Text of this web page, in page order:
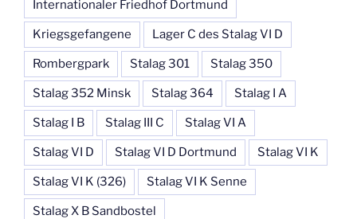
Internationaler Friedhof Dortmund
Kriegsgefangene Lager C des Stalag VI D
Rombergpark Stalag 301 Stalag 350
Stalag 352 Minsk Stalag 364 Stalag I A
Stalag I B Stalag III C Stalag VI A
Stalag VI D Stalag VI D Dortmund Stalag VI K
Stalag VI K (326) Stalag VI K Senne
Stalag X B Sandbostel